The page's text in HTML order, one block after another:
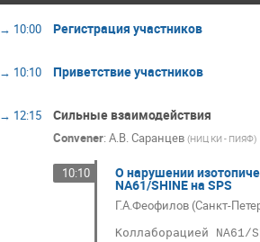
→ 10:00 Регистрация участников
→ 10:10 Приветствие участников
→ 12:15 Сильные взаимодействия
Convener: А.В. Саранцев (НИЦ КИ - ПИЯФ)
10:10 О нарушении
NA61/SHINE на SPS
Г.А.Феофилов (Санкт-
Коллаборацией